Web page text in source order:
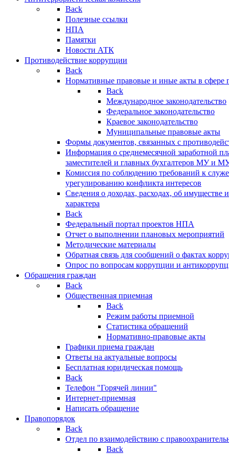
Back
Полезные ссылки
НПА
Памятки
Новости АТК
Противодействие коррупции
Back
Нормативные правовые и иные акты в сфере
Back
Международное законодательство
Федеральное законодательство
Краевое законодательство
Муниципальные правовые акты
Формы документов, связанных с
Информация о среднемесячной заработной
заместителей и главных бухгалтеров МУ и
Комиссия по соблюдению требований к
урегулированию конфликта интересов
Сведения о доходах, расходах, об имуществе
характера
Back
Федеральный портал проектов НПА
Отчет о выполнении плановых мероприятий
Методические материалы
Обратная связь для сообщений о фактах
Опрос по вопросам коррупции и
Обращения граждан
Back
Общественная приемная
Back
Режим работы приемной
Статистика обращений
Нормативно-правовые акты
Графики приема граждан
Ответы на актуальные вопросы
Бесплатная юридическая помощь
Back
Телефон "Горячей линии"
Интернет-приемная
Написать обращение
Правопорядок
Back
Отдел по взаимодействию с
Back